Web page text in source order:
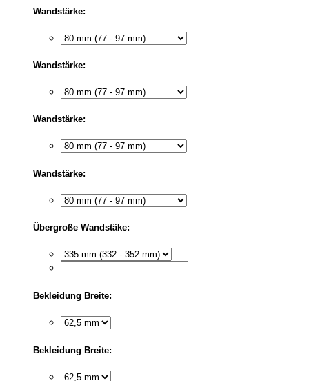
Wandstärke:
Wandstärke:
Wandstärke:
Wandstärke:
Übergroße Wandstäke:
Bekleidung Breite:
Bekleidung Breite: